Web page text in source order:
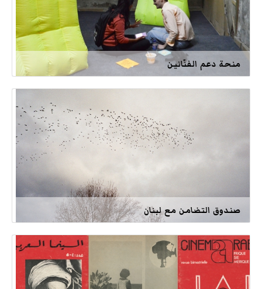
منحة دعم الفنّانين
صندوق التضامن مع لبنان